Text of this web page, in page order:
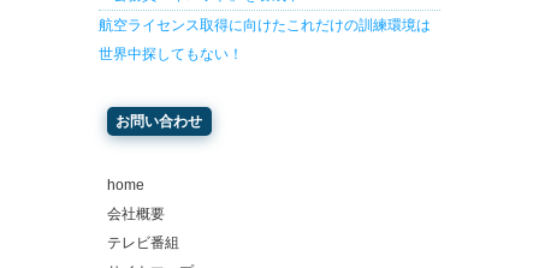
航空ライセンス取得に向けたこれだけの訓練環境は
世界中探してもない！
お問い合わせ
home
会社概要
テレビ番組